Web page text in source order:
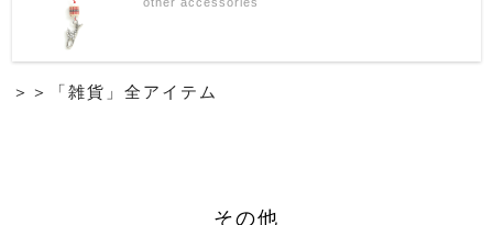
＞＞「雑貨」全アイテム
その他